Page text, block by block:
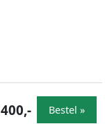
400,- Bestel »